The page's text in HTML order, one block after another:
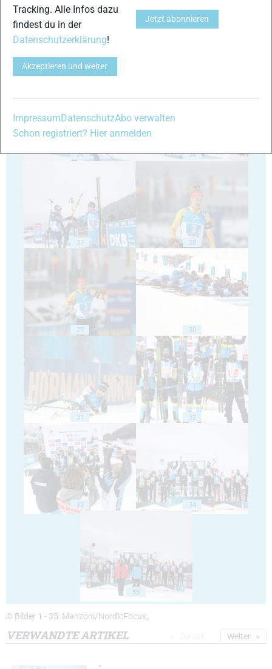
23
25 26
27 28
29 30
31 32
33 34
35
© Bilder 1 - 35: Manzoni/NordicFocus;
VERWANDTE ARTIKEL Weiter
Tracking. Alle Infos dazu
findest du in der
Datenschutzerklärung!
Akzeptieren und weiter
Jetzt abonnieren
ImpressumDatenschutzAbo verwalten
Schon registriert? Hier anmelden